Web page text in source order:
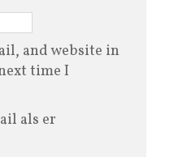
and website in
time I
als er